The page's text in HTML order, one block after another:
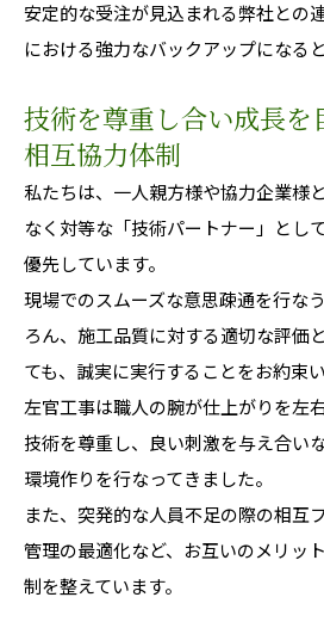
安定的な受注が見込まれる弊社との
における強力なバックアップになる
技術を尊重し合い成長を
相互協力体制
私たちは、一人親方様や協力企業様
なく対等な「技術パートナー」とし
優先しています。
現場でのスムーズな意思疎通を行な
ろん、施工品質に対する適切な評価
ても、誠実に実行することをお約束い
左官工事は職人の腕が仕上がりを左
技術を尊重し、良い刺激を与え合い
環境作りを行なってきました。
また、突発的な人員不足の際の相互
管理の最適化など、お互いのメリッ
制を整えています。